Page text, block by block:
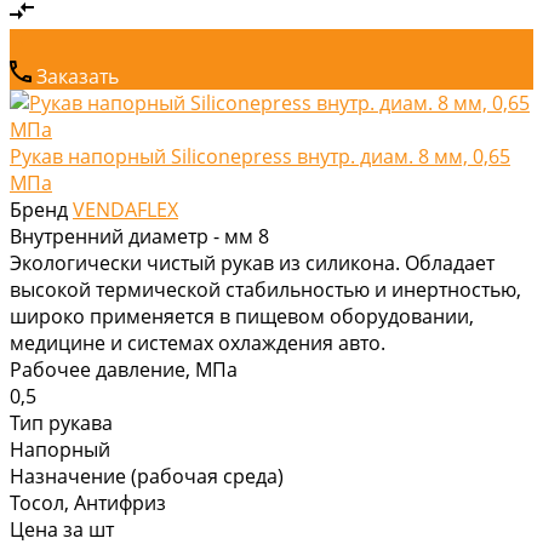
Заказать
Рукав напорный Siliconepress внутр. диам. 8 мм, 0,65
МПа
БрендVENDAFLEX
Внутренний диаметр - мм 8
Экологически чистый рукав из силикона. Обладает
высокой термической стабильностью и инертностью,
широко применяется в пищевом оборудовании,
медицине и системах охлаждения авто.
Рабочее давление, МПа
0,5
Тип рукава
Напорный
Назначение (рабочая среда)
Тосол, Антифриз
Цена за шт